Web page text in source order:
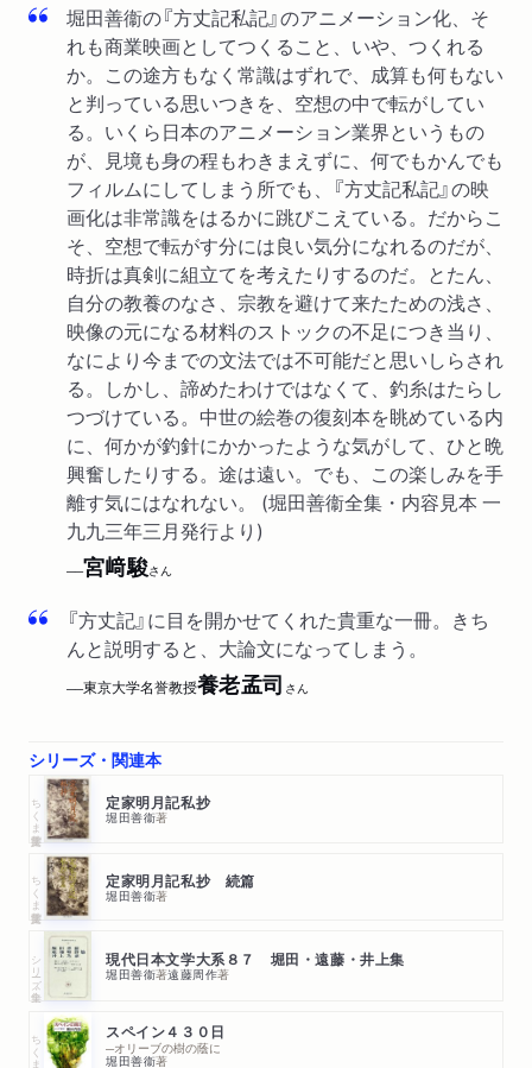
堀田善衞の『方丈記私記』のアニメーション化、そ
れも商業映画としてつくること、いや、つくれる
か。この途方もなく常識はずれで、成算も何もない
と判っている思いつきを、空想の中で転がしてい
る。いくら日本のアニメーション業界というもの
が、見境も身の程もわきまえずに、何でもかんでも
フィルムにしてしまう所でも、『方丈記私記』の映
画化は非常識をはるかに跳びこえている。だからこ
そ、空想で転がす分には良い気分になれるのだが、
時折は真剣に組立てを考えたりするのだ。とたん、
自分の教養のなさ、宗教を避けて来たための浅さ、
映像の元になる材料のストックの不足につき当り、
なにより今までの文法では不可能だと思いしらされ
る。しかし、諦めたわけではなくて、釣糸はたらし
つづけている。中世の絵巻の復刻本を眺めている内
に、何かが釣針にかかったような気がして、ひと晩
興奮したりする。途は遠い。でも、この楽しみを手
離す気にはなれない。 (堀田善衞全集・内容見本 一
九九三年三月発行より)
──宮﨑駿さん
『方丈記』に目を開かせてくれた貴重な一冊。きち
んと説明すると、大論文になってしまう。
──東京大学名誉教授養老孟司 さん
シリーズ・関連本
ちくま学芸文庫 定家明月記私抄
堀田善衞著
ちくま学芸文庫 定家明月記私抄 続篇
堀田善衞著
シリーズ・全集 現代日本文学大系８７ 堀田・遠藤・井上集
堀田善衞著遠藤周作著
ちくま文庫 スペイン４３０日
─オリーブの樹の蔭に
堀田善衞著